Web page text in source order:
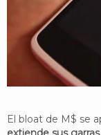
El bloat de M$ se
YouTube
Twitter
Foro